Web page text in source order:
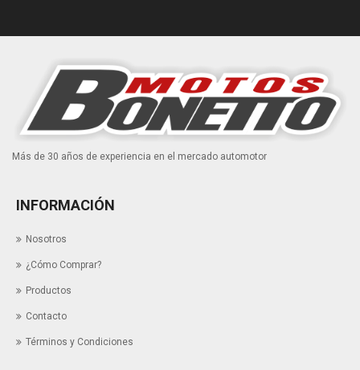
Más de 30 años de experiencia en el mercado automotor
INFORMACIÓN
Nosotros
¿Cómo Comprar?
Productos
Contacto
Términos y Condiciones